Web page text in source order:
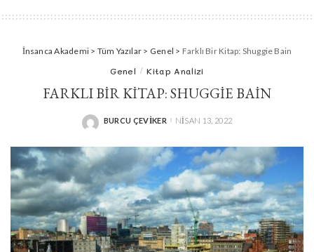
İnsanca Akademi> Tüm Yazılar > Genel > Farklı Bir Kitap: Shuggie Bain
Genel Kitap Analizi
FARKLI BIR KITAP: SHUGGIE BAIN
POSTED
BURCU ÇEVIKER NISAN 13, 2022